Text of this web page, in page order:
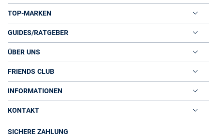
TOP-MARKEN
GUIDES/RATGEBER
ÜBER UNS
FRIENDS CLUB
INFORMATIONEN
KONTAKT
SICHERE ZAHLUNG